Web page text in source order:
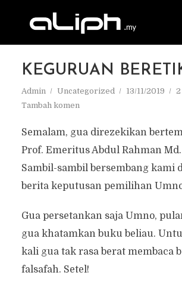
KEGURUAN
Admin Uncategorized 13/11/2019
2
Tambah komen
Semalam, gua direzekikan
Prof. Emeritus Abdul Rahman
Sambil-sambil bersembang kami
berita keputusan pemilihan
Gua persetankan saja Umno,
gua khatamkan buku beliau.
kali gua tak rasa berat membaca
falsafah. Setel!